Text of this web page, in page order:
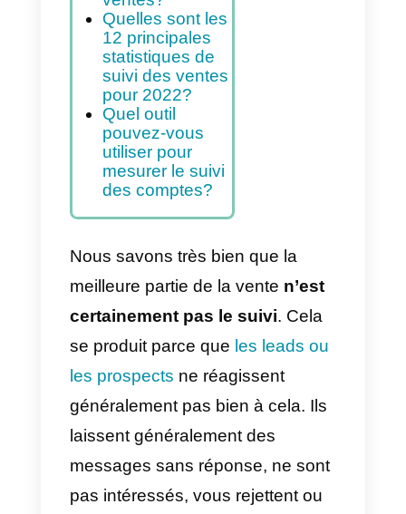
Indice
Qu’est-ce que le
suivi des
ventes?
Quelles sont les
12 principales
statistiques de
suivi des ventes
Quel outil
pouvez-vous
utiliser pour
mesurer le suivi
des comptes?
Nous savons très bien que la
meilleure partie de la vente